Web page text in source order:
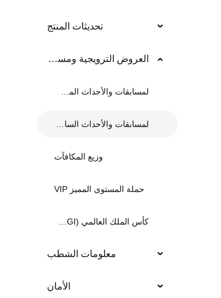
تحديثات المنتج
العروض الترويجية ومسابقات التداول
لمسابقات والأحداث المستمرة
لمسابقات والأحداث السابقة
وزيع المكافآت
حملة المستوى المميز VIP
كأس الملك العالمي (KCGI)
معلومات الشطب
الأمان